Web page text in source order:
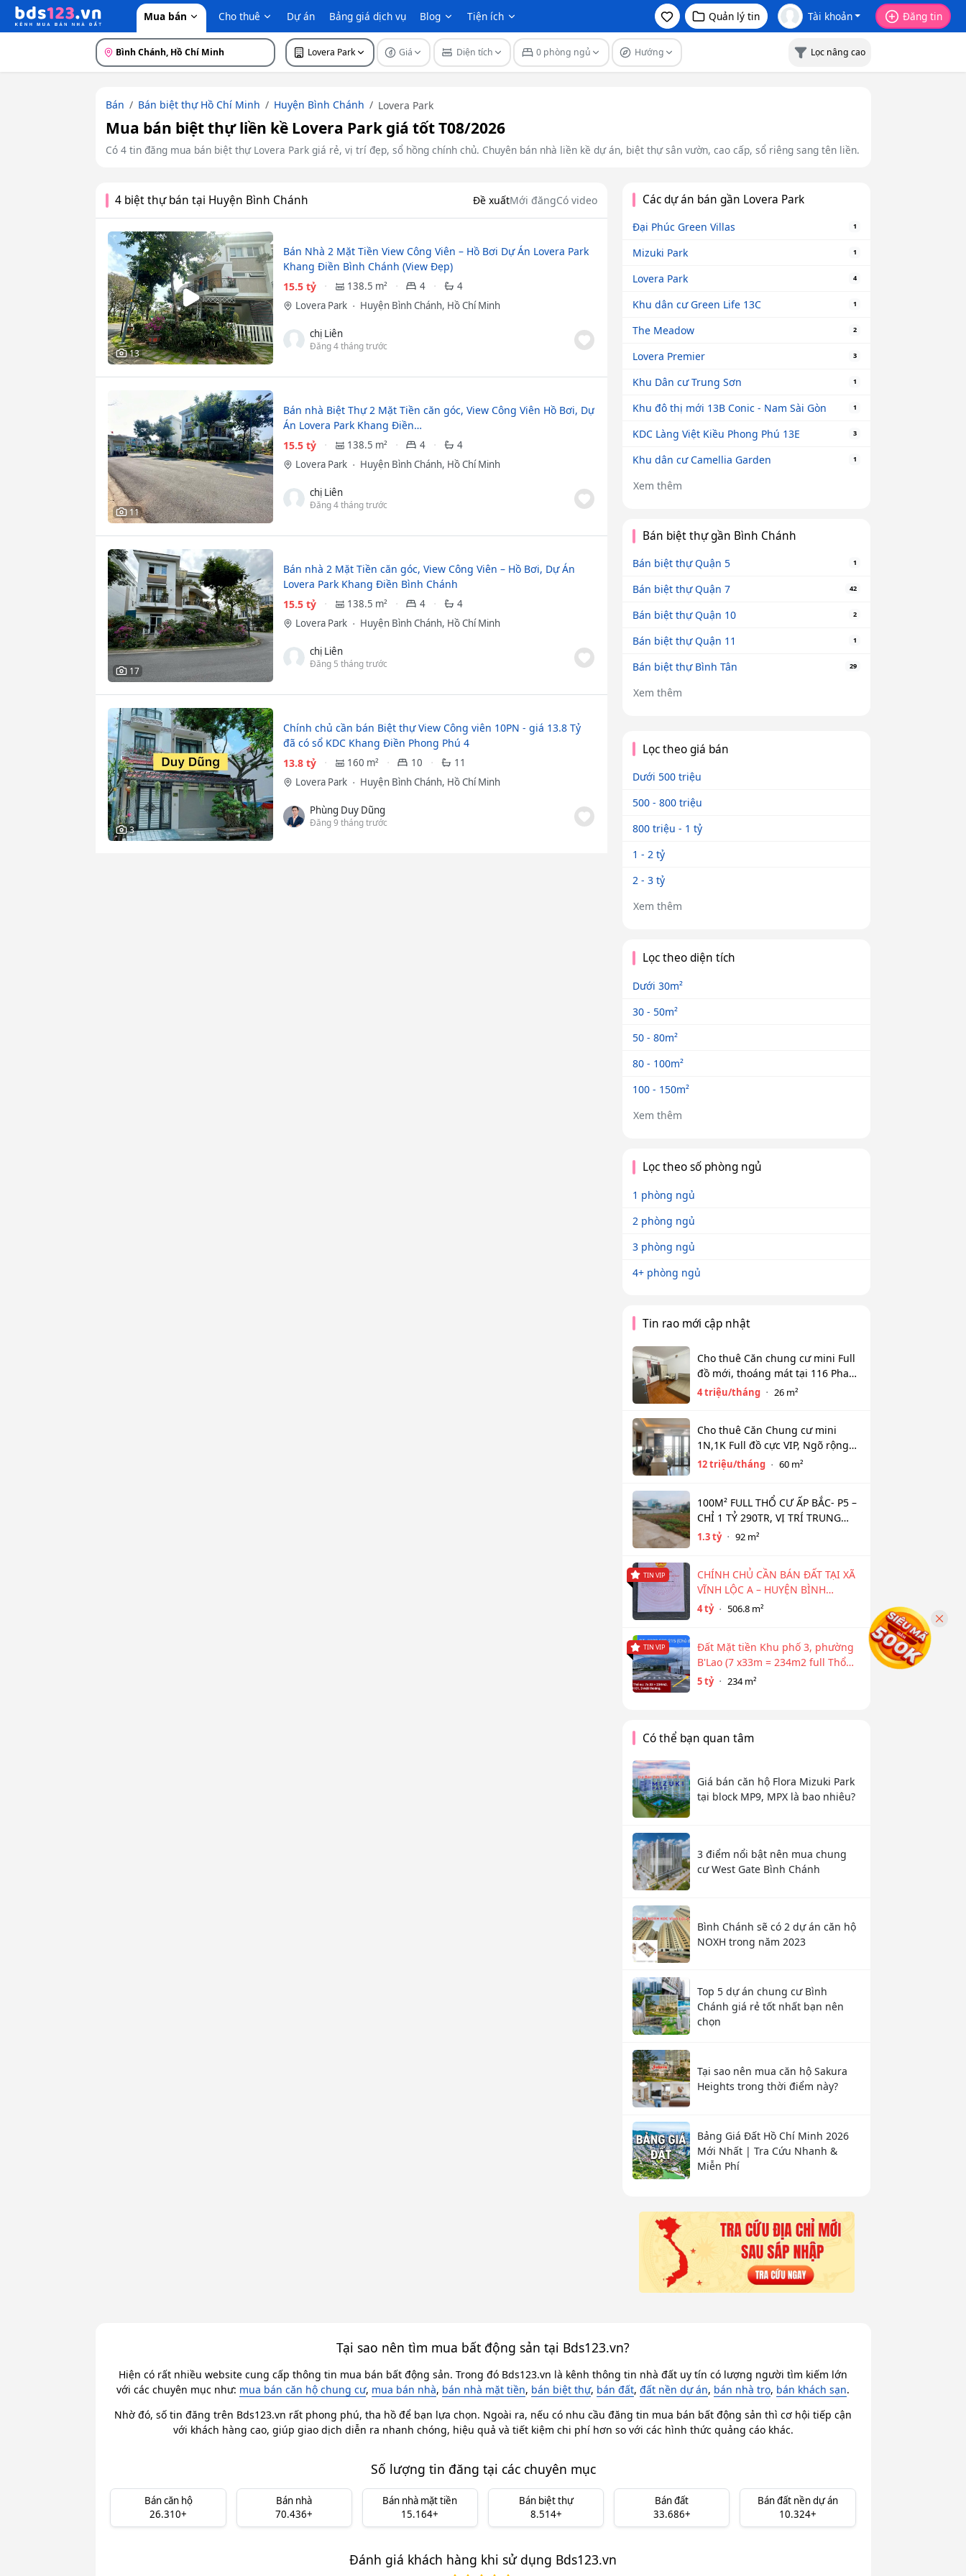
Mua bán Cho thuê Dự án Bảng giá dịch vụ Blog Tiện ích Quản lý tin Tài khoản Đăng tin
Bình Chánh, Hồ Chí Minh Lovera Park Giá Diện tích 0 phòng ngủ Hướng Lọc nâng cao
Bán Bán biệt thự Hồ Chí Minh Huyện Bình Chánh Lovera Park
Mua bán biệt thự liền kề Lovera Park giá tốt T08/2026
Có 4 tin đăng mua bán biệt thự Lovera Park giá rẻ, vị trí đẹp, sổ hồng chính chủ. Chuyên bán nhà liền kề dự án, biệt thự sân vườn, cao cấp, sổ riêng sang tên liền.
4 biệt thự bán tại Huyện Bình Chánh Đề xuấtMới đăngCó video
13
Bán Nhà 2 Mặt Tiền View Công Viên – Hồ Bơi Dự Án Lovera Park
Khang Điền Bình Chánh (View Đẹp)
15.5 tỷ
138.5 m² 4
4
Lovera Park
Huyện Bình Chánh, Hồ Chí Minh
chị Liên
Đăng 4 tháng trước
11
Bán nhà Biệt Thự 2 Mặt Tiền căn góc, View Công Viên Hồ Bơi, Dự
Án Lovera Park Khang Điền…
15.5 tỷ
138.5 m² 4
4
Lovera Park
Huyện Bình Chánh, Hồ Chí Minh
chị Liên
Đăng 4 tháng trước
17
Bán nhà 2 Mặt Tiền căn góc, View Công Viên – Hồ Bơi, Dự Án
Lovera Park Khang Điền Bình Chánh
15.5 tỷ
138.5 m² 4
4
Lovera Park
Huyện Bình Chánh, Hồ Chí Minh
chị Liên
Đăng 5 tháng trước
3
Chính chủ cần bán Biệt thự View Công viên 10PN - giá 13.8 Tỷ
đã có sổ KDC Khang Điền Phong Phú 4
13.8 tỷ
160 m² 10
11
Lovera Park
Huyện Bình Chánh, Hồ Chí Minh
Phùng Duy Dũng
Đăng 9 tháng trước
Các dự án bán gần Lovera Park
Đại Phúc Green Villas 1
Mizuki Park 1
Lovera Park 4
Khu dân cư Green Life 13C 1
The Meadow 2
Lovera Premier 3
Khu Dân cư Trung Sơn 1
Khu đô thị mới 13B Conic - Nam Sài Gòn 1
KDC Làng Việt Kiều Phong Phú 13E 3
Khu dân cư Camellia Garden 1
Xem thêm
Bán biệt thự gần Bình Chánh
Bán biệt thự Quận 5 1
Bán biệt thự Quận 7 42
Bán biệt thự Quận 10 2
Bán biệt thự Quận 11 1
Bán biệt thự Bình Tân 29
Xem thêm
Lọc theo giá bán
Dưới 500 triệu
500 - 800 triệu
800 triệu - 1 tỷ
1 - 2 tỷ
2 - 3 tỷ
Xem thêm
Lọc theo diện tích
Dưới 30m²
30 - 50m²
50 - 80m²
80 - 100m²
100 - 150m²
Xem thêm
Lọc theo số phòng ngủ
1 phòng ngủ
2 phòng ngủ
3 phòng ngủ
4+ phòng ngủ
Tin rao mới cập nhật
Cho thuê Căn chung cư mini Full
đồ mới, thoáng mát tại 116 Phan
Kế Bính, Ba Đình. Chỉ 4 tr
4 triệu/tháng 26 m²
Cho thuê Căn Chung cư mini
1N,1K Full đồ cực VIP, Ngõ rộng
View toàn mặt hồ Tây. Chỉ 12tr
12 triệu/tháng 60 m²
100M² FULL THỔ CƯ ẤP BẮC- P5 –
CHỈ 1 TỶ 290TR, VỊ TRÍ TRUNG
TÂM NGÂN HÀNG HỖ TRỢ 800TR
1.3 tỷ 92 m²
TIN VIP
CHÍNH CHỦ CẦN BÁN ĐẤT TẠI XÃ
VĨNH LỘC A – HUYỆN BÌNH
CHÁNH
4 tỷ 506.8 m²
TIN VIP
Đất Mặt tiền Khu phố 3, phường
B'Lao (7 x33m = 234m2 full Thổ
cư)
5 tỷ 234 m²
Có thể bạn quan tâm
Giá bán căn hộ Flora Mizuki Park
tại block MP9, MPX là bao nhiêu?
3 điểm nổi bật nên mua chung
cư West Gate Bình Chánh
Bình Chánh sẽ có 2 dự án căn hộ
NOXH trong năm 2023
Top 5 dự án chung cư Bình
Chánh giá rẻ tốt nhất bạn nên
chọn
Tại sao nên mua căn hộ Sakura
Heights trong thời điểm này?
Bảng Giá Đất Hồ Chí Minh 2026
Mới Nhất | Tra Cứu Nhanh &
Miễn Phí
Tại sao nên tìm mua bất động sản tại Bds123.vn?
Hiện có rất nhiều website cung cấp thông tin mua bán bất động sản. Trong đó Bds123.vn là kênh thông tin nhà đất uy tín có lượng người tìm kiếm lớn
với các chuyên mục như: mua bán căn hộ chung cư, mua bán nhà, bán nhà mặt tiền, bán biệt thự, bán đất, đất nền dự án, bán nhà trọ, bán khách sạn.
Nhờ đó, số tin đăng trên Bds123.vn rất phong phú, tha hồ để bạn lựa chọn. Ngoài ra, nếu có nhu cầu đăng tin mua bán bất động sản thì cơ hội tiếp cận
với khách hàng cao, giúp giao dịch diễn ra nhanh chóng, hiệu quả và tiết kiệm chi phí hơn so với các hình thức quảng cáo khác.
Số lượng tin đăng tại các chuyên mục
Bán căn hộ
26.310+
Bán nhà
70.436+
Bán nhà mặt tiền
15.164+
Bán biệt thự
8.514+
Bán đất
33.686+
Bán đất nền dự án
10.324+
Đánh giá khách hàng khi sử dụng Bds123.vn